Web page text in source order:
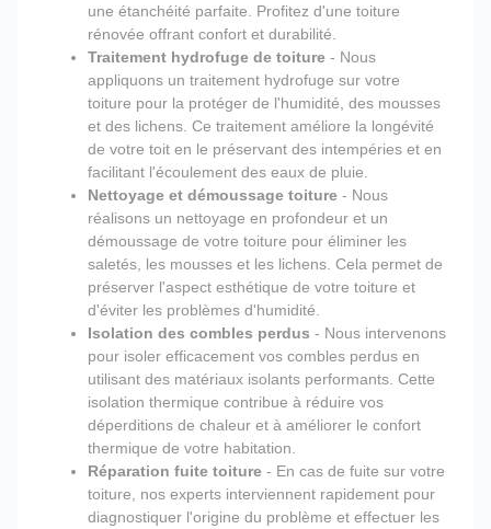
une étanchéité parfaite. Profitez d'une toiture
rénovée offrant confort et durabilité.
Traitement hydrofuge de toiture - Nous
appliquons un traitement hydrofuge sur votre
toiture pour la protéger de l'humidité, des mousses
et des lichens. Ce traitement améliore la longévité
de votre toit en le préservant des intempéries et en
facilitant l'écoulement des eaux de pluie.
Nettoyage et démoussage toiture - Nous
réalisons un nettoyage en profondeur et un
démoussage de votre toiture pour éliminer les
saletés, les mousses et les lichens. Cela permet de
préserver l'aspect esthétique de votre toiture et
d'éviter les problèmes d'humidité.
Isolation des combles perdus - Nous intervenons
pour isoler efficacement vos combles perdus en
utilisant des matériaux isolants performants. Cette
isolation thermique contribue à réduire vos
déperditions de chaleur et à améliorer le confort
thermique de votre habitation.
Réparation fuite toiture - En cas de fuite sur votre
toiture, nos experts interviennent rapidement pour
diagnostiquer l'origine du problème et effectuer les